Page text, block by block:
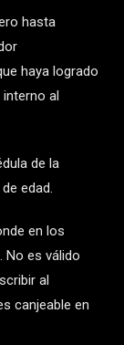
hasta
haya logrado
al
de la
edad.
en los
No es válido
al
canjeable en